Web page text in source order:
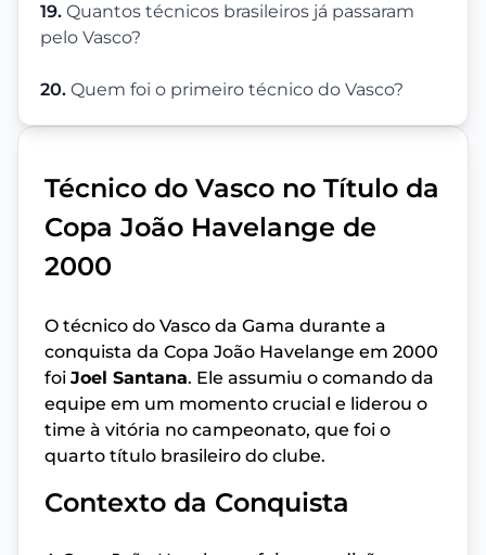
19. Quantos técnicos brasileiros já passaram
pelo Vasco?
20. Quem foi o primeiro técnico do Vasco?
Técnico do Vasco no Título da
Copa João Havelange de
2000
O técnico do Vasco da Gama durante a
conquista da Copa João Havelange em 2000
foi Joel Santana. Ele assumiu o comando da
equipe em um momento crucial e liderou o
time à vitória no campeonato, que foi o
quarto título brasileiro do clube.
Contexto da Conquista